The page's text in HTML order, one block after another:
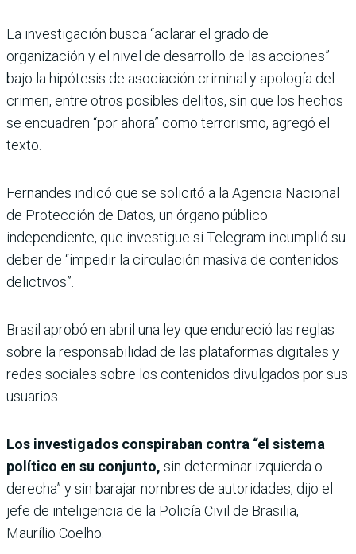
La investigación busca “aclarar el grado de
organización y el nivel de desarrollo de las acciones”
bajo la hipótesis de asociación criminal y apología del
crimen, entre otros posibles delitos, sin que los hechos
se encuadren “por ahora” como terrorismo, agregó el
texto.
Fernandes indicó que se solicitó a la Agencia Nacional
de Protección de Datos, un órgano público
independiente, que investigue si Telegram incumplió su
deber de “impedir la circulación masiva de contenidos
delictivos”.
Brasil aprobó en abril una ley que endureció las reglas
sobre la responsabilidad de las plataformas digitales y
redes sociales sobre los contenidos divulgados por sus
usuarios.
Los investigados conspiraban contra “el sistema
político en su conjunto, sin determinar izquierda o
derecha” y sin barajar nombres de autoridades, dijo el
jefe de inteligencia de la Policía Civil de Brasilia,
Maurílio Coelho.